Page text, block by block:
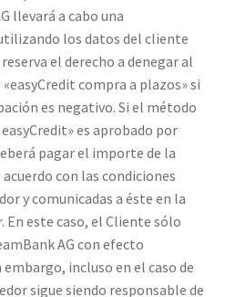
llevará a cabo una
los datos del cliente
el derecho a denegar al
compra a plazos» si
es negativo. Si el método
es aprobado por
pagar el importe de la
con las condiciones
y comunicadas a éste en la
En este caso, el Cliente sólo
AG con efecto
incluso en el caso de
sigue siendo responsable de